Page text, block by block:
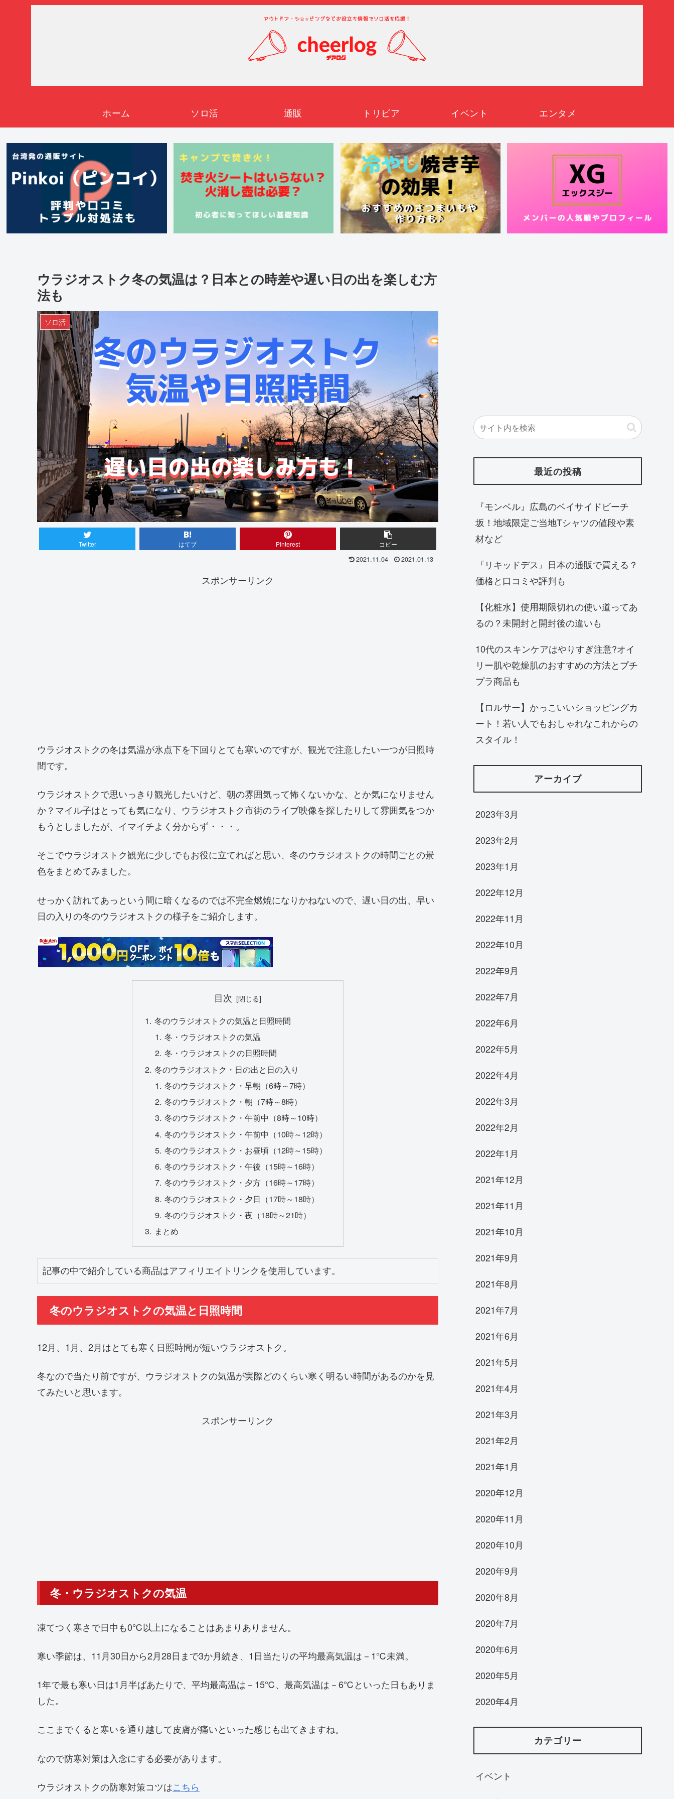
ホーム ソロ活 通販 トリビア イベント エンタメ
ウラジオストク冬の気温は？日本との時差や遅い日の出を楽しむ方
法も
ソロ活
Twitter はてブ Pinterest コピー
2021.11.04 2021.01.13
スポンサーリンク
ウラジオストクの冬は気温が氷点下を下回りとても寒いのですが、観光で注意したい一つが日照時
間です。
ウラジオストクで思いっきり観光したいけど、朝の雰囲気って怖くないかな、とか気になりません
か？マイル子はとっても気になり、ウラジオストク市街のライブ映像を探したりして雰囲気をつか
もうとしましたが、イマイチよく分からず・・・。
そこでウラジオストク観光に少しでもお役に立てればと思い、冬のウラジオストクの時間ごとの景
色をまとめてみました。
せっかく訪れてあっという間に暗くなるのでは不完全燃焼になりかねないので、遅い日の出、早い
日の入りの冬のウラジオストクの様子をご紹介します。
目次
冬のウラジオストクの気温と日照時間
冬・ウラジオストクの気温
冬・ウラジオストクの日照時間
冬のウラジオストク・日の出と日の入り
冬のウラジオストク・早朝（6時～7時）
冬のウラジオストク・朝（7時～8時）
冬のウラジオストク・午前中（8時～10時）
冬のウラジオストク・午前中（10時～12時）
冬のウラジオストク・お昼頃（12時～15時）
冬のウラジオストク・午後（15時～16時）
冬のウラジオストク・夕方（16時～17時）
冬のウラジオストク・夕日（17時～18時）
冬のウラジオストク・夜（18時～21時）
まとめ
記事の中で紹介している商品はアフィリエイトリンクを使用しています。
冬のウラジオストクの気温と日照時間
12月、1月、2月はとても寒く日照時間が短いウラジオストク。
冬なので当たり前ですが、ウラジオストクの気温が実際どのくらい寒く明るい時間があるのかを見
てみたいと思います。
スポンサーリンク
冬・ウラジオストクの気温
凍てつく寒さで日中も0℃以上になることはあまりありません。
寒い季節は、11月30日から2月28日まで3か月続き、1日当たりの平均最高気温は－1℃未満。
1年で最も寒い日は1月半ばあたりで、平均最高温は－15℃、最高気温は－6℃といった日もありま
した。
ここまでくると寒いを通り越して皮膚が痛いといった感じも出てきますね。
なので防寒対策は入念にする必要があります。
ウラジオストクの防寒対策コツはこちら
最近の投稿
『モンベル』広島のベイサイドビーチ
坂！地域限定ご当地Tシャツの値段や素
材など
『リキッドデス』日本の通販で買える？
価格と口コミや評判も
【化粧水】使用期限切れの使い道ってあ
るの？未開封と開封後の違いも
10代のスキンケアはやりすぎ注意?オイ
リー肌や乾燥肌のおすすめの方法とプチ
プラ商品も
【ロルサー】かっこいいショッピングカ
ート！若い人でもおしゃれなこれからの
スタイル！
アーカイブ
2023年3月
2023年2月
2023年1月
2022年12月
2022年11月
2022年10月
2022年9月
2022年7月
2022年6月
2022年5月
2022年4月
2022年3月
2022年2月
2022年1月
2021年12月
2021年11月
2021年10月
2021年9月
2021年8月
2021年7月
2021年6月
2021年5月
2021年4月
2021年3月
2021年2月
2021年1月
2020年12月
2020年11月
2020年10月
2020年9月
2020年8月
2020年7月
2020年6月
2020年5月
2020年4月
カテゴリー
イベント